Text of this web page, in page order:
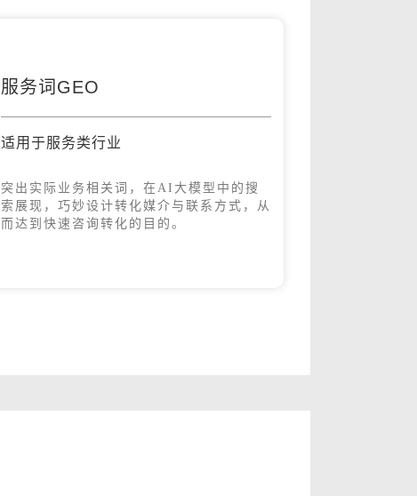
服务词GEO
适用于服务类行业
突出实际业务相关词，在AI大模型中的搜
索展现，巧妙设计转化媒介与联系方式，从
而达到快速咨询转化的目的。